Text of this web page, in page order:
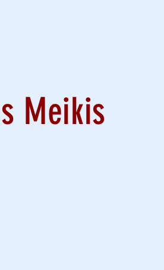
Meikis